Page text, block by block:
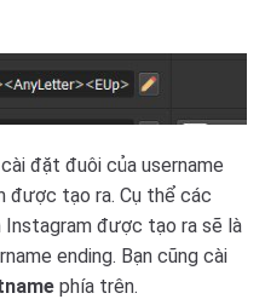
đặt đuôi của username
được tạo ra. Cụ thể các
Instagram được tạo ra sẽ là
ending. Bạn cũng cài
phía trên.